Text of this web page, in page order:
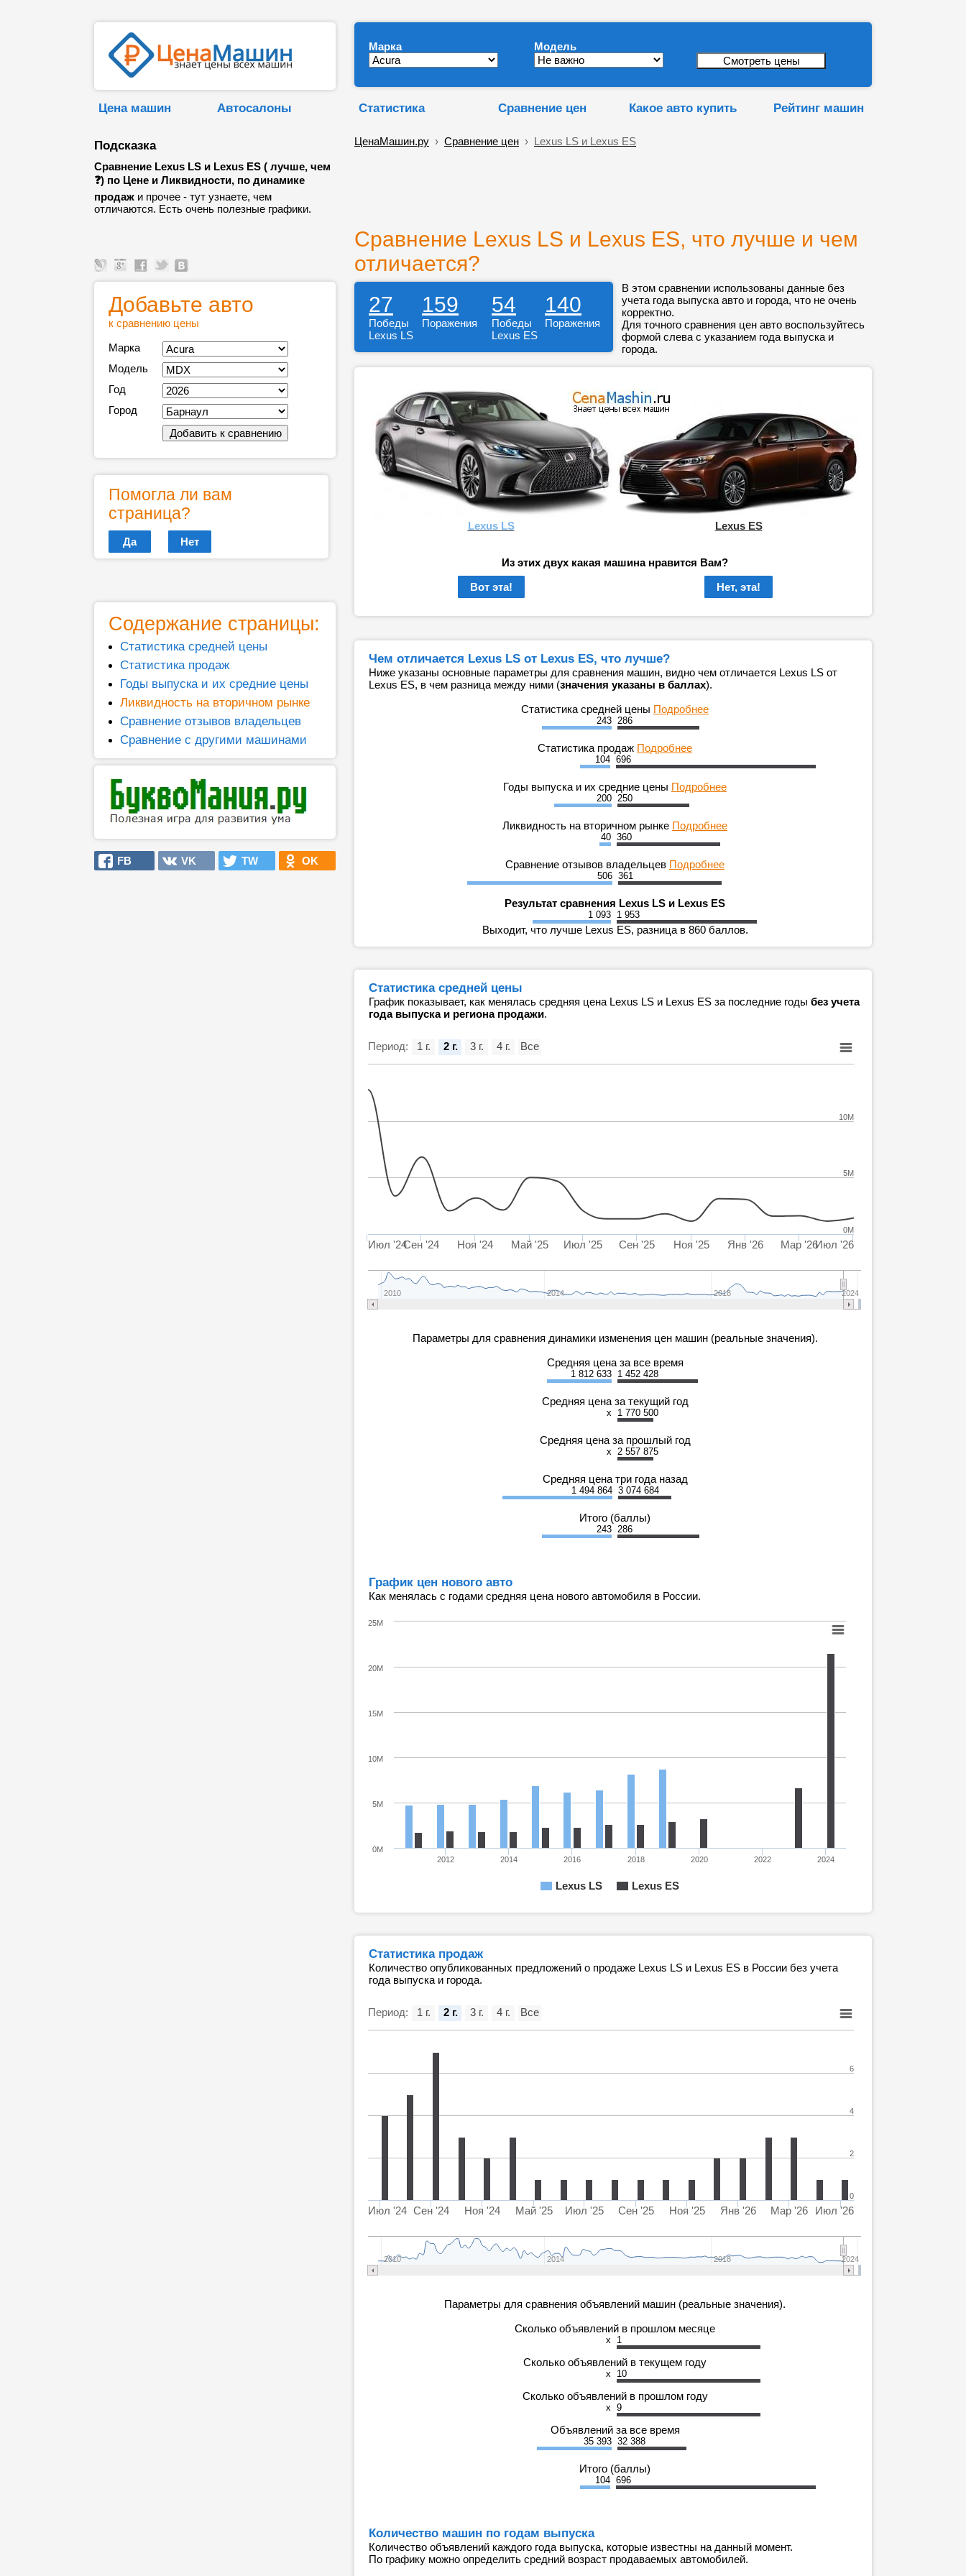
Марка Модель
Цена машин Автосалоны Статистика Сравнение цен Какое авто купить Рейтинг машин
Подсказка
Сравнение Lexus LS и Lexus ES ( лучше, чем
❓) по Цене и Ликвидности, по динамике
продаж и прочее - тут узнаете, чем
отличаются. Есть очень полезные графики.
ЦенаМашин.ру › Сравнение цен › Lexus LS и Lexus ES
Сравнение Lexus LS и Lexus ES, что лучше и чем
отличается?
Добавьте авто
к сравнению цены
Марка
Модель
Год
Город
Помогла ли вам
страница?
Да Нет
Содержание страницы:
Статистика средней цены
Статистика продаж
Годы выпуска и их средние цены
Ликвидность на вторичном рынке
Сравнение отзывов владельцев
Сравнение с другими машинами
FB VK TW OK
27 159 54 140
Победы Поражения Победы
Поражения
Lexus LS
Lexus ES
В этом сравнении использованы данные без
учета года выпуска авто и города, что не очень
корректно.
Для точного сравнения цен авто воспользуйтесь
формой слева с указанием года выпуска и
города.
Lexus LS Lexus ES
Из этих двух какая машина нравится Вам?
Вот эта!
Нет, эта!
Чем отличается Lexus LS от Lexus ES, что лучше?
Ниже указаны основные параметры для сравнения машин, видно чем отличается Lexus LS от
Lexus ES, в чем разница между ними (значения указаны в баллах).
Статистика средней цены Подробнее
243 286
Статистика продаж Подробнее
104 696
Годы выпуска и их средние цены Подробнее
200 250
Ликвидность на вторичном рынке Подробнее
40 360
Сравнение отзывов владельцев Подробнее
506 361
Результат сравнения Lexus LS и Lexus ES
1 093 1 953
Выходит, что лучше Lexus ES, разница в 860 баллов.
Статистика средней цены
График показывает, как менялась средняя цена Lexus LS и Lexus ES за последние годы без учета
года выпуска и региона продажи.
Период:
Июл '24Сен '24 Ноя '24 Май '25 Июл '25 Сен '25 Ноя '25 Янв '26 Мар '26Июл '26
2010 2014 2018 2024
0M
5M
10M
1 г. 2 г. 3 г. 4 г. Все
Параметры для сравнения динамики изменения цен машин (реальные значения).
Средняя цена за все время
1 812 633 1 452 428
Средняя цена за текущий год
x 1 770 500
Средняя цена за прошлый год
x 2 557 875
Средняя цена три года назад
1 494 864 3 074 684
Итого (баллы)
243 286
График цен нового авто
Как менялась с годами средняя цена нового автомобиля в России.
Lexus LS Lexus ES
2012 2014 2016 2018 2020 2022 2024
0M
5M
10M
15M
20M
25M
Статистика продаж
Количество опубликованных предложений о продаже Lexus LS и Lexus ES в России без учета
года выпуска и города.
Период:
Июл '24 Сен '24 Ноя '24 Май '25 Июл '25 Сен '25 Ноя '25 Янв '26 Мар '26 Июл '26
2010 2014 2018 2024
0
2
4
6
1 г. 2 г. 3 г. 4 г. Все
Параметры для сравнения объявлений машин (реальные значения).
Сколько объявлений в прошлом месяце
x 1
Сколько объявлений в текущем году
x 10
Сколько объявлений в прошлом году
x 9
Объявлений за все время
35 393 32 388
Итого (баллы)
104 696
Количество машин по годам выпуска
Количество объявлений каждого года выпуска, которые известны на данный момент.
По графику можно определить средний возраст продаваемых автомобилей.